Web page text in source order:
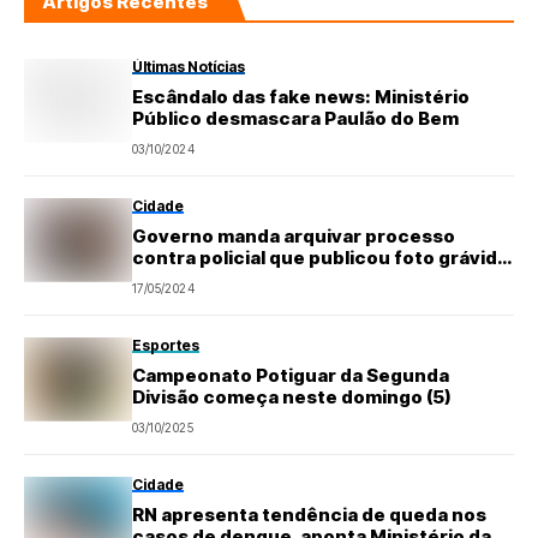
Últimas Notícias
Escândalo das fake news: Ministério
Público desmascara Paulão do Bem
03/10/2024
Cidade
Governo manda arquivar processo
contra policial que publicou foto grávida
com farda
17/05/2024
Esportes
Campeonato Potiguar da Segunda
Divisão começa neste domingo (5)
03/10/2025
Cidade
RN apresenta tendência de queda nos